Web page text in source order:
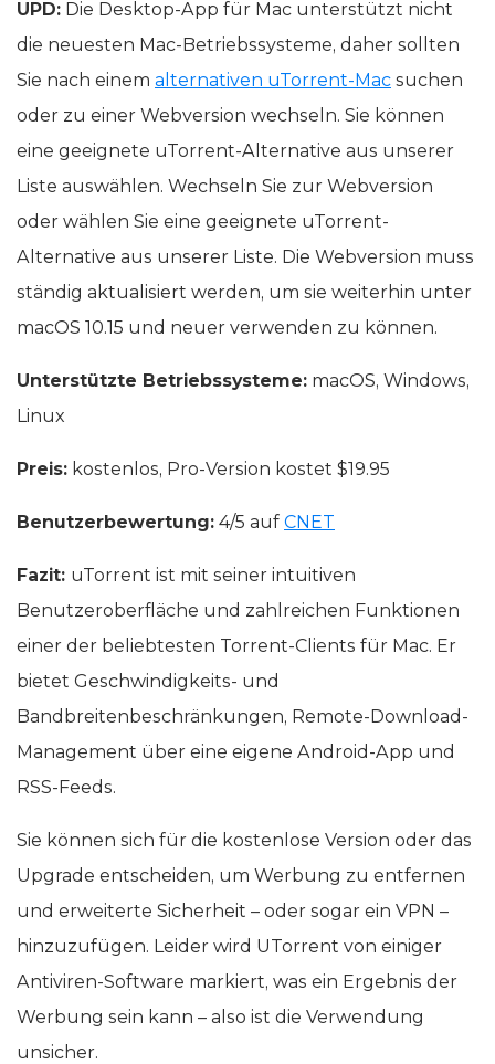
UPD: Die Desktop-App für Mac unterstützt nicht
die neuesten Mac-Betriebssysteme, daher sollten
Sie nach einem alternativen uTorrent-Mac suchen
oder zu einer Webversion wechseln. Sie können
eine geeignete uTorrent-Alternative aus unserer
Liste auswählen. Wechseln Sie zur Webversion
oder wählen Sie eine geeignete uTorrent-
Alternative aus unserer Liste. Die Webversion muss
ständig aktualisiert werden, um sie weiterhin unter
macOS 10.15 und neuer verwenden zu können.
Unterstützte Betriebssysteme: macOS, Windows,
Linux
Preis: kostenlos, Pro-Version kostet $19.95
Benutzerbewertung: 4/5 auf CNET
Fazit: uTorrent ist mit seiner intuitiven
Benutzeroberfläche und zahlreichen Funktionen
einer der beliebtesten Torrent-Clients für Mac. Er
bietet Geschwindigkeits- und
Bandbreitenbeschränkungen, Remote-Download-
Management über eine eigene Android-App und
RSS-Feeds.
Sie können sich für die kostenlose Version oder das
Upgrade entscheiden, um Werbung zu entfernen
und erweiterte Sicherheit – oder sogar ein VPN –
hinzuzufügen. Leider wird UTorrent von einiger
Antiviren-Software markiert, was ein Ergebnis der
Werbung sein kann – also ist die Verwendung
unsicher.